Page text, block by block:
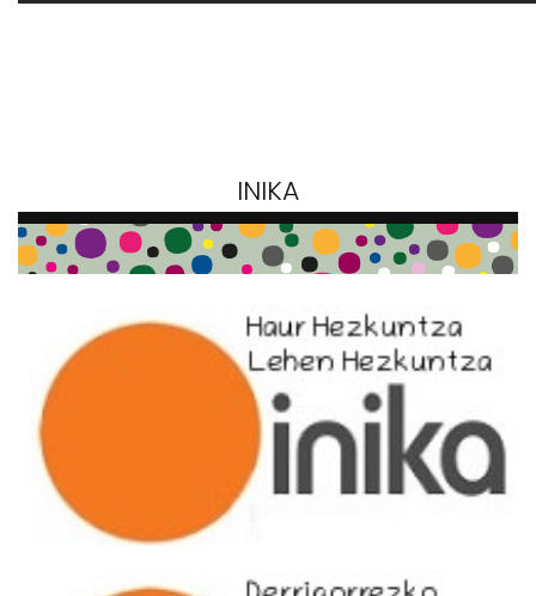
INIKA